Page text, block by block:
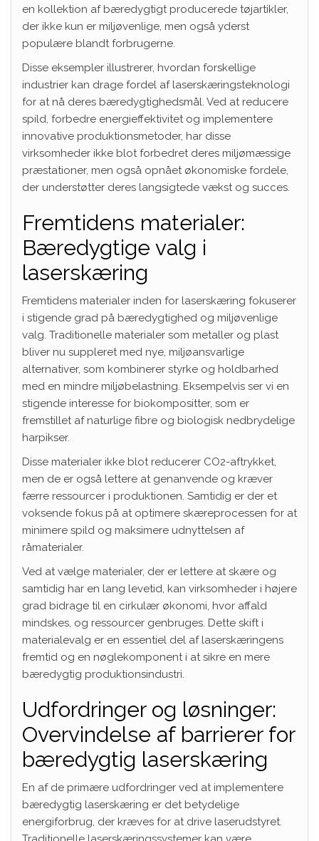
en kollektion af bæredygtigt producerede tøjartikler,
der ikke kun er miljøvenlige, men også yderst
populære blandt forbrugerne.
Disse eksempler illustrerer, hvordan forskellige
industrier kan drage fordel af laserskæringsteknologi
for at nå deres bæredygtighedsmål. Ved at reducere
spild, forbedre energieffektivitet og implementere
innovative produktionsmetoder, har disse
virksomheder ikke blot forbedret deres miljømæssige
præstationer, men også opnået økonomiske fordele,
der understøtter deres langsigtede vækst og succes.
Fremtidens materialer:
Bæredygtige valg i
laserskæring
Fremtidens materialer inden for laserskæring fokuserer
i stigende grad på bæredygtighed og miljøvenlige
valg. Traditionelle materialer som metaller og plast
bliver nu suppleret med nye, miljøansvarlige
alternativer, som kombinerer styrke og holdbarhed
med en mindre miljøbelastning. Eksempelvis ser vi en
stigende interesse for biokompositter, som er
fremstillet af naturlige fibre og biologisk nedbrydelige
harpikser.
Disse materialer ikke blot reducerer CO2-aftrykket,
men de er også lettere at genanvende og kræver
færre ressourcer i produktionen. Samtidig er der et
voksende fokus på at optimere skæreprocessen for at
minimere spild og maksimere udnyttelsen af
råmaterialer.
Ved at vælge materialer, der er lettere at skære og
samtidig har en lang levetid, kan virksomheder i højere
grad bidrage til en cirkulær økonomi, hvor affald
mindskes, og ressourcer genbruges. Dette skift i
materialevalg er en essentiel del af laserskæringens
fremtid og en nøglekomponent i at sikre en mere
bæredygtig produktionsindustri.
Udfordringer og løsninger:
Overvindelse af barrierer for
bæredygtig laserskæring
En af de primære udfordringer ved at implementere
bæredygtig laserskæring er det betydelige
energiforbrug, der kræves for at drive laserudstyret.